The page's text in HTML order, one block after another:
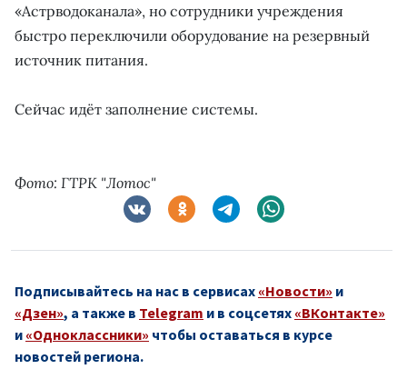
«Астрводоканала», но сотрудники учреждения
быстро переключили оборудование на резервный
источник питания.
Сейчас идёт заполнение системы.
Фото: ГТРК "Лотос"
Подписывайтесь на нас в сервисах «Новости» и
«Дзен», а также в Telegram и в соцсетях «ВКонтакте»
и «Одноклассники» чтобы оставаться в курсе
новостей региона.